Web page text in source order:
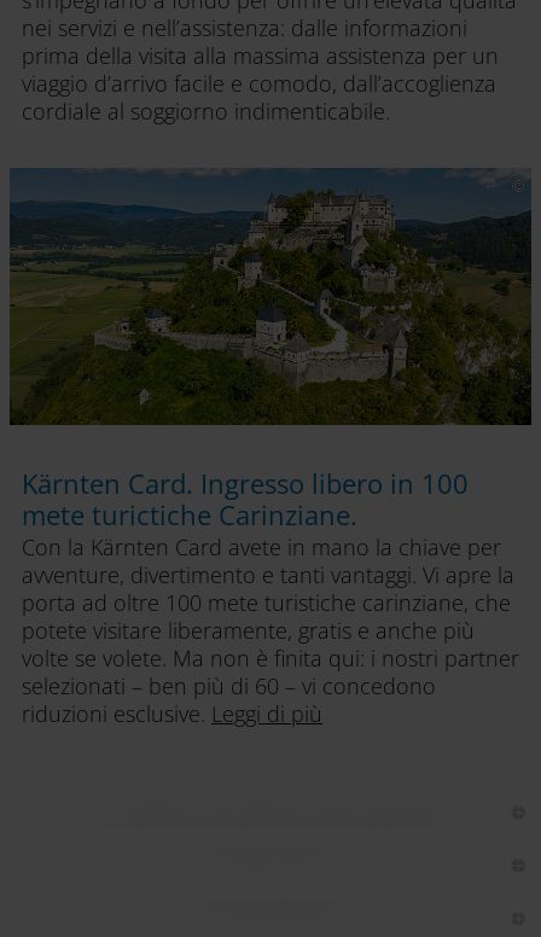
nei servizi e nell’assistenza: dalle informazioni
prima della visita alla massima assistenza per un
viaggio d’arrivo facile e comodo, dall’accoglienza
cordiale al soggiorno indimenticabile.
Kärnten Card. Ingresso libero in 100
mete turictiche Carinziane.
Con la Kärnten Card avete in mano la chiave per
avventure, divertimento e tanti vantaggi. Vi apre la
porta ad oltre 100 mete turistiche carinziane, che
potete visitare liberamente, gratis e anche più
volte se volete. Ma non è finita qui: i nostri partner
selezionati – ben più di 60 – vi concedono
riduzioni esclusive. Leggi di più